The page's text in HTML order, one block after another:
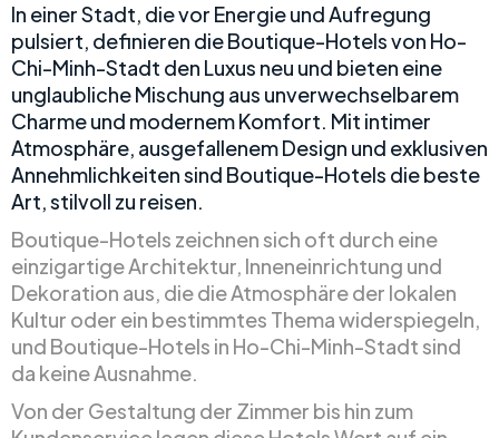
In einer Stadt, die vor Energie und Aufregung
pulsiert, definieren die Boutique-Hotels von Ho-
Chi-Minh-Stadt den Luxus neu und bieten eine
unglaubliche Mischung aus unverwechselbarem
Charme und modernem Komfort. Mit intimer
Atmosphäre, ausgefallenem Design und exklusiven
Annehmlichkeiten sind Boutique-Hotels die beste
Art, stilvoll zu reisen.
Boutique-Hotels zeichnen sich oft durch eine
einzigartige Architektur, Inneneinrichtung und
Dekoration aus, die die Atmosphäre der lokalen
Kultur oder ein bestimmtes Thema widerspiegeln,
und Boutique-Hotels in Ho-Chi-Minh-Stadt sind
da keine Ausnahme.
Von der Gestaltung der Zimmer bis hin zum